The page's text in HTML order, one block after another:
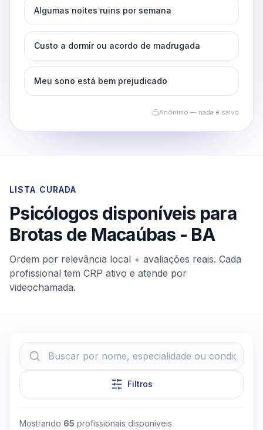
Algumas noites ruins por semana
Custo a dormir ou acordo de madrugada
Meu sono está bem prejudicado
Anônimo — nada é salvo
LISTA CURADA
Psicólogos disponíveis para
Brotas de Macaúbas - BA
Ordem por relevância local + avaliações reais. Cada
profissional tem CRP ativo e atende por
videochamada.
Filtros
Mostrando 65 profissionais disponíveis